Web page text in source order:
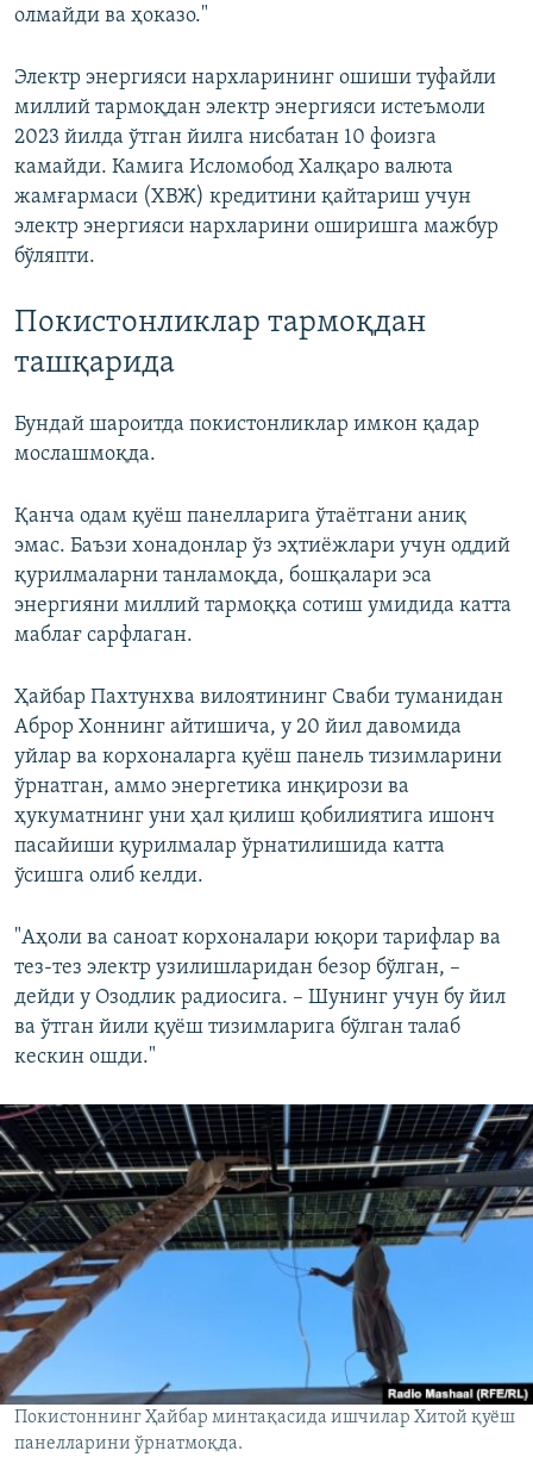
олмайди ва ҳоказо."
Электр энергияси нархларининг ошиши туфайли
миллий тармоқдан электр энергияси истеъмоли
2023 йилда ўтган йилга нисбатан 10 фоизга
камайди. Камига Исломобод Халқаро валюта
жамғармаси (ХВЖ) кредитини қайтариш учун
электр энергияси нархларини оширишга мажбур
бўляпти.
Покистонликлар тармоқдан
ташқарида
Бундай шароитда покистонликлар имкон қадар
мослашмоқда.
Қанча одам қуёш панелларига ўтаётгани аниқ
эмас. Баъзи хонадонлар ўз эҳтиёжлари учун оддий
қурилмаларни танламоқда, бошқалари эса
энергияни миллий тармоққа сотиш умидида катта
маблағ сарфлаган.
Ҳайбар Пахтунхва вилоятининг Сваби туманидан
Аброр Хоннинг айтишича, у 20 йил давомида
уйлар ва корхоналарга қуёш панель тизимларини
ўрнатган, аммо энергетика инқирози ва
ҳукуматнинг уни ҳал қилиш қобилиятига ишонч
пасайиши қурилмалар ўрнатилишида катта
ўсишга олиб келди.
"Аҳоли ва саноат корхоналари юқори тарифлар ва
тез-тез электр узилишларидан безор бўлган, –
дейди у Озодлик радиосига. – Шунинг учун бу йил
ва ўтган йили қуёш тизимларига бўлган талаб
кескин ошди."
Покистоннинг Ҳайбар минтақасида ишчилар Хитой қуёш
панелларини ўрнатмоқда.